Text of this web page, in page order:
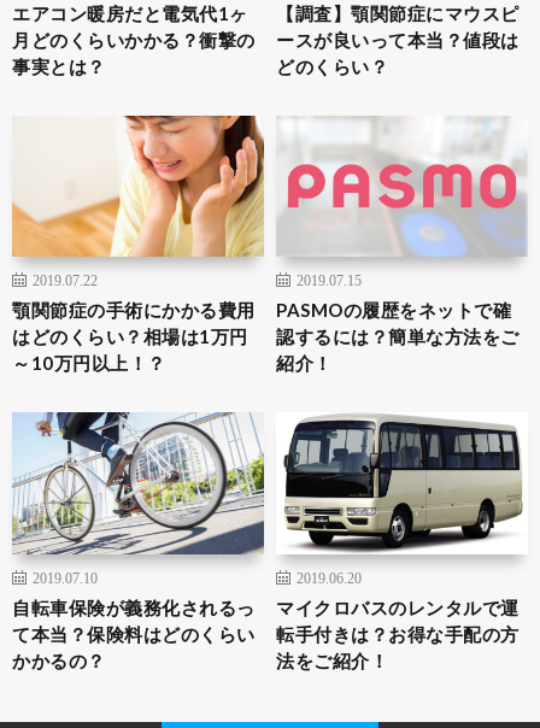
エアコン暖房だと電気代1ヶ
月どのくらいかかる？衝撃の
事実とは？
【調査】顎関節症にマウスピ
ースが良いって本当？値段は
どのくらい？
2019.07.22
顎関節症の手術にかかる費用
はどのくらい？相場は1万円
～10万円以上！？
2019.07.15
PASMOの履歴をネットで確
認するには？簡単な方法をご
紹介！
2019.07.10
自転車保険が義務化されるっ
て本当？保険料はどのくらい
かかるの？
2019.06.20
マイクロバスのレンタルで運
転手付きは？お得な手配の方
法をご紹介！